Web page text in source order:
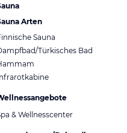
Arten
Sauna
Türkisches Bad
& Wellnesscenter